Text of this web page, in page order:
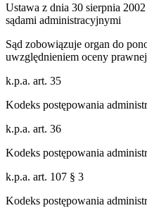
Ustawa z dnia 30 sierpnia
sądami administracyjnymi
Sąd zobowiązuje organ do
uwzględnieniem oceny
k.p.a. art. 35
Kodeks postępowania
k.p.a. art. 36
Kodeks postępowania
k.p.a. art. 107 § 3
Kodeks postępowania